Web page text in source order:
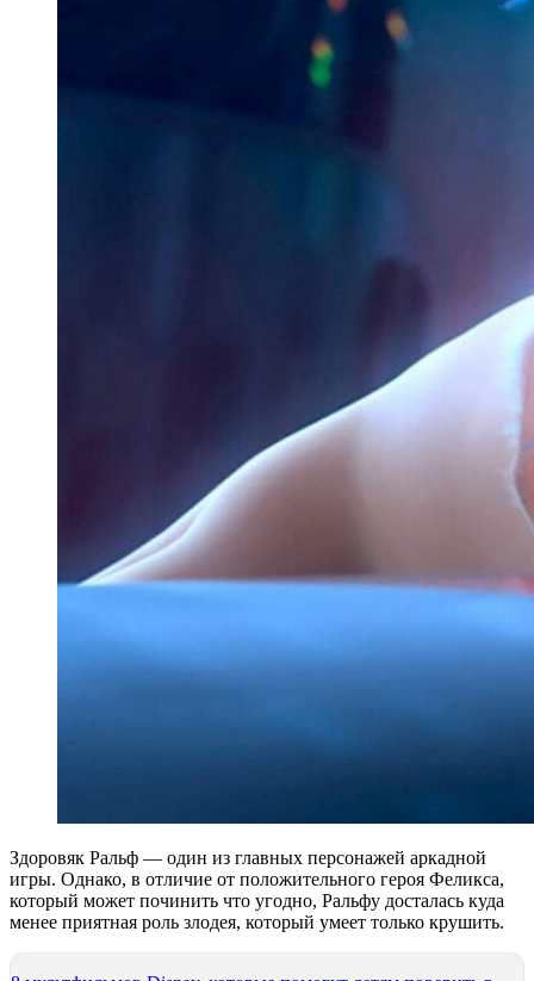
Здоровяк Ральф — один из главных персонажей аркадной
игры. Однако, в отличие от положительного героя Феликса,
который может починить что угодно, Ральфу досталась куда
менее приятная роль злодея, который умеет только крушить.